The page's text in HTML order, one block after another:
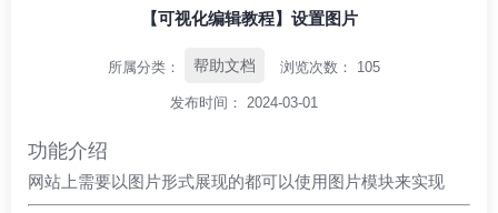
【可视化编辑教程】设置图片
所属分类： 帮助文档 浏览次数： 105
发布时间： 2024-03-01
功能介绍
网站上需要以图片形式展现的都可以使用图片模块来实现